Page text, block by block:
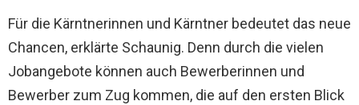
Für die Kärntnerinnen und Kärntner bedeutet das neue
Chancen, erklärte Schaunig. Denn durch die vielen
Jobangebote können auch Bewerberinnen und
Bewerber zum Zug kommen, die auf den ersten Blick